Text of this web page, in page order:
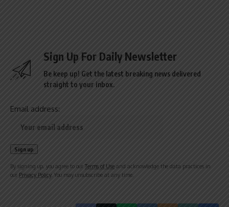
Sign Up For Daily Newsletter
Be keep up! Get the latest breaking news delivered
straight to your inbox.
Email address:
By signing up, you agree to our Terms of Use and acknowledge the data practices in
our Privacy Policy. You may unsubscribe at any time.